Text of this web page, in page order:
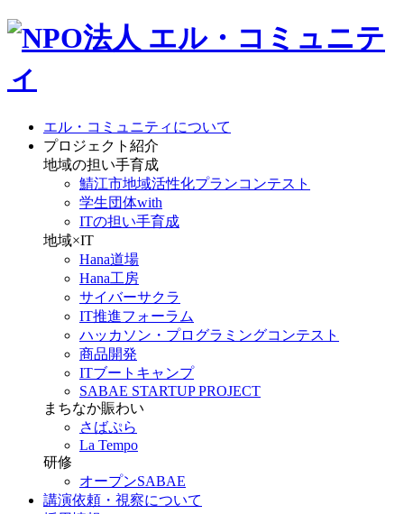
エル・コミュニティについて
プロジェクト紹介
地域の担い手育成
鯖江市地域活性化プランコンテスト
学生団体with
ITの担い手育成
地域×IT
Hana道場
Hana工房
サイバーサクラ
IT推進フォーラム
ハッカソン・プログラミングコンテスト
商品開発
ITブートキャンプ
SABAE STARTUP PROJECT
まちなか賑わい
さばぷら
La Tempo
研修
オープンSABAE
講演依頼・視察について